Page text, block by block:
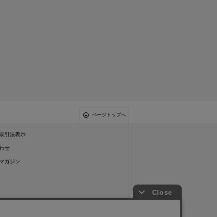
ページトップへ
引法表示
せ
ガジン